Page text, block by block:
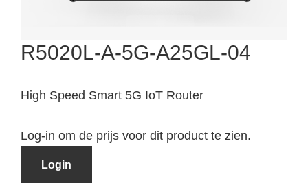
R5020L-A-5G-A25GL-04
High Speed Smart 5G IoT Router
Log-in om de prijs voor dit product te zien.
Login